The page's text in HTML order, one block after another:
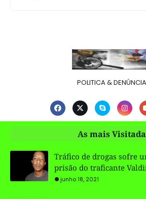
POLITICA &
As mais
Tráfico de drogas sofre
prisão do traficante
junho 18, 2021